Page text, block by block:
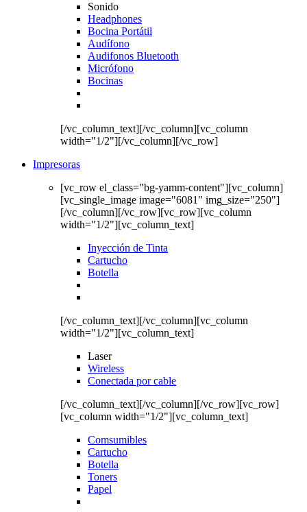
Sonido
Headphones
Bocina Portátil
Audífono
Audifonos Bluetooth
Micrófono
Bocinas
[/vc_column_text][/vc_column][vc_column
width="1/2"][/vc_column][/vc_row]
Impresoras
[vc_row el_class="bg-yamm-content"][vc_column]
[vc_single_image image="6081" img_size="250"]
[/vc_column][/vc_row][vc_row][vc_column
width="1/2"][vc_column_text]
Inyección de Tinta
Cartucho
Botella
[/vc_column_text][/vc_column][vc_column
width="1/2"][vc_column_text]
Laser
Wireless
Conectada por cable
[/vc_column_text][/vc_column][/vc_row][vc_row]
[vc_column width="1/2"][vc_column_text]
Comsumibles
Cartucho
Botella
Toners
Papel